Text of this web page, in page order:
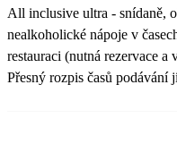
All inclusive ultra - snídaně,
nealkoholické nápoje v
restauraci (nutná rezervace a
Přesný rozpis časů